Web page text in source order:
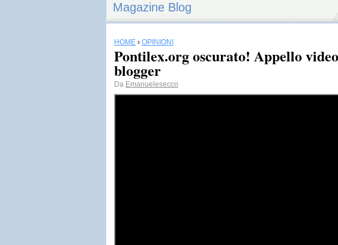
Magazine Blog
HOME › OPINIONI
Pontilex.org oscurato! Appello
blogger
Da Emanuelesecco